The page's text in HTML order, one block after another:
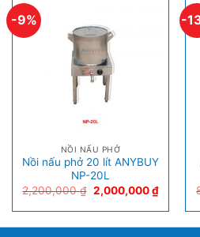
-9%
NỒI NẤU PHỞ
Nồi nấu phở 20 lít ANYBUY
NP-20L
2,200,000₫ 2,000,000₫
-